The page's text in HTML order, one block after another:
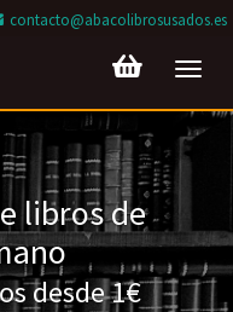
contacto@abacolibrosusados.es
libros de
desde 1€